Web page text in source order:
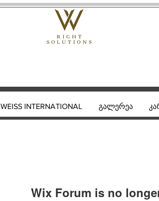
Wix Forum is no
WEISS INTERNATIONAL გალერეა